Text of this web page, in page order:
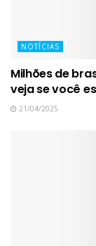
NOTÍCIAS
Milhões de
veja se você
21/04/2025